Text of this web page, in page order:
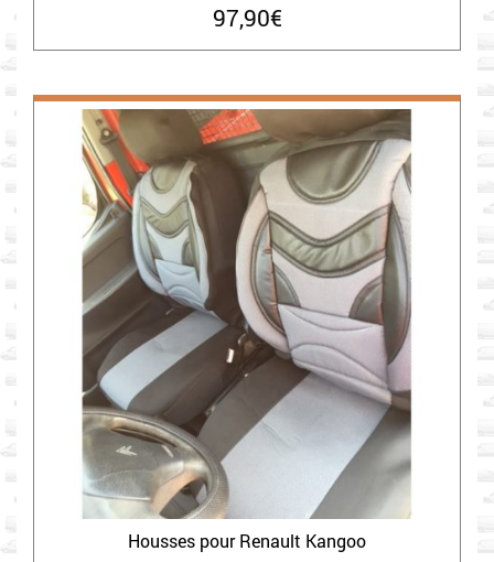
97,90€
Housses pour Renault Kangoo